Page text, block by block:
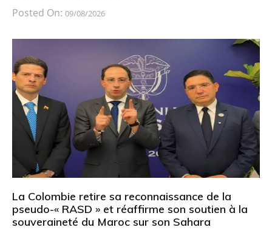
Posted On: 09/08/2026
La Colombie retire sa reconnaissance de la
pseudo-« RASD » et réaffirme son soutien à la
souveraineté du Maroc sur son Sahara